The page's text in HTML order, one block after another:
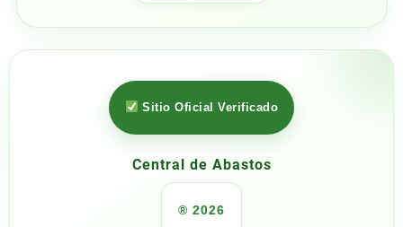
Sitio Oficial Verificado
Central de Abastos
® 2026